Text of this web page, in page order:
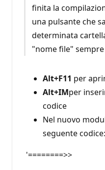
finita la
una pulsante che
determinata
"nome file" sempre
Alt+F11 per
Alt+IMper
codice
Nel nuovo
seguente codice:
'========>>